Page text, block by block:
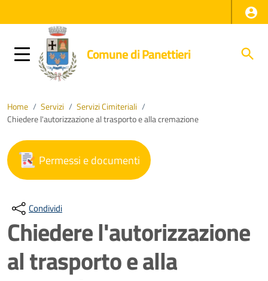
Comune di Panettieri
Home / Servizi / Servizi Cimiteriali /
Chiedere l'autorizzazione al trasporto e alla cremazione
Permessi e documenti
Condividi
Chiedere l'autorizzazione
al trasporto e alla